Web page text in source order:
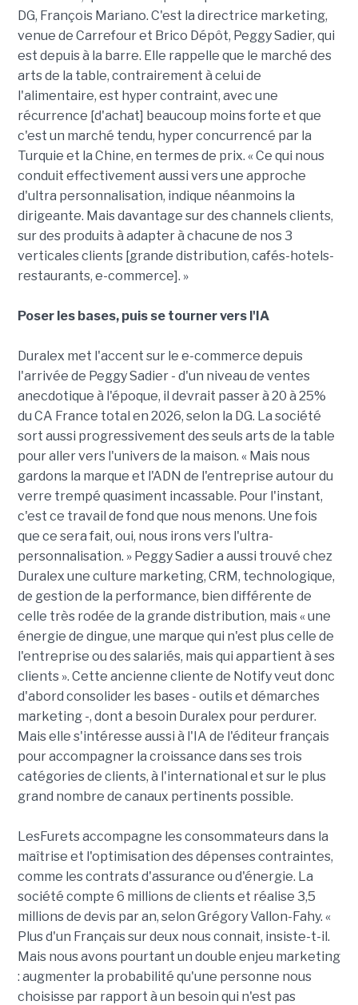
DG, François Mariano. C'est la directrice marketing,
venue de Carrefour et Brico Dépôt, Peggy Sadier, qui
est depuis à la barre. Elle rappelle que le marché des
arts de la table, contrairement à celui de
l'alimentaire, est hyper contraint, avec une
récurrence [d'achat] beaucoup moins forte et que
c'est un marché tendu, hyper concurrencé par la
Turquie et la Chine, en termes de prix. « Ce qui nous
conduit effectivement aussi vers une approche
d'ultra personnalisation, indique néanmoins la
dirigeante. Mais davantage sur des channels clients,
sur des produits à adapter à chacune de nos 3
verticales clients [grande distribution, cafés-hotels-
restaurants, e-commerce]. »
Poser les bases, puis se tourner vers l'IA
Duralex met l'accent sur le e-commerce depuis
l'arrivée de Peggy Sadier - d'un niveau de ventes
anecdotique à l'époque, il devrait passer à 20 à 25%
du CA France total en 2026, selon la DG. La société
sort aussi progressivement des seuls arts de la table
pour aller vers l'univers de la maison. « Mais nous
gardons la marque et l'ADN de l'entreprise autour du
verre trempé quasiment incassable. Pour l'instant,
c'est ce travail de fond que nous menons. Une fois
que ce sera fait, oui, nous irons vers l'ultra-
personnalisation. » Peggy Sadier a aussi trouvé chez
Duralex une culture marketing, CRM, technologique,
de gestion de la performance, bien différente de
celle très rodée de la grande distribution, mais « une
énergie de dingue, une marque qui n'est plus celle de
l'entreprise ou des salariés, mais qui appartient à ses
clients ». Cette ancienne cliente de Notify veut donc
d'abord consolider les bases - outils et démarches
marketing -, dont a besoin Duralex pour perdurer.
Mais elle s'intéresse aussi à l'IA de l'éditeur français
pour accompagner la croissance dans ses trois
catégories de clients, à l'international et sur le plus
grand nombre de canaux pertinents possible.
LesFurets accompagne les consommateurs dans la
maîtrise et l'optimisation des dépenses contraintes,
comme les contrats d'assurance ou d'énergie. La
société compte 6 millions de clients et réalise 3,5
millions de devis par an, selon Grégory Vallon-Fahy. «
Plus d'un Français sur deux nous connait, insiste-t-il.
Mais nous avons pourtant un double enjeu marketing
: augmenter la probabilité qu'une personne nous
choisisse par rapport à un besoin qui n'est pas